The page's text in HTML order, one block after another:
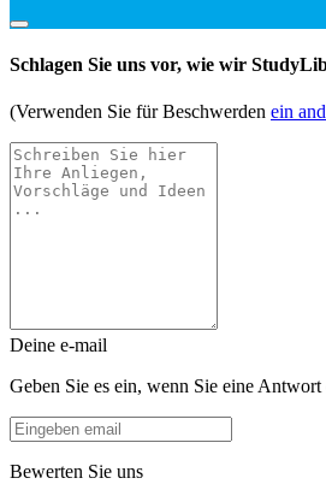
Schlagen Sie uns vor, wie wir
(Verwenden Sie für Beschwerden ein
Deine e-mail
Geben Sie es ein, wenn Sie eine Antwort
Bewerten Sie uns